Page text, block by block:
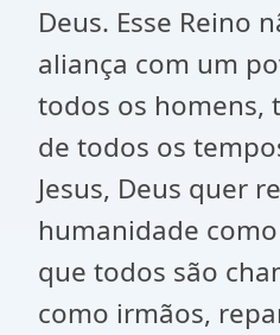
Deus. Esse Reino
aliança com um
todos os homens,
de todos os
Jesus, Deus quer
humanidade
que todos são
como irmãos,